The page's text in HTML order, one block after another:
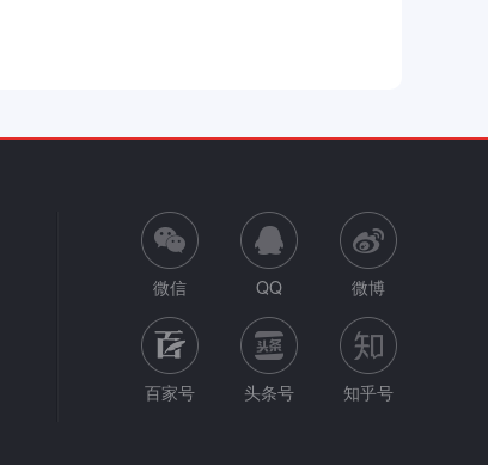
微信 QQ 微博
百家号 头条号 知乎号